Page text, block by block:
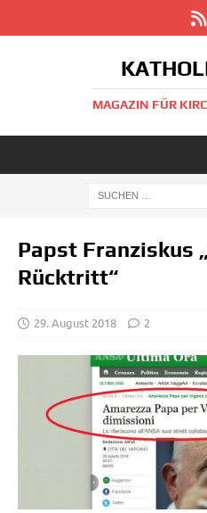
MAGAZIN FÜR
Papst Franziskus
Rücktritt“
29. August 2018 2